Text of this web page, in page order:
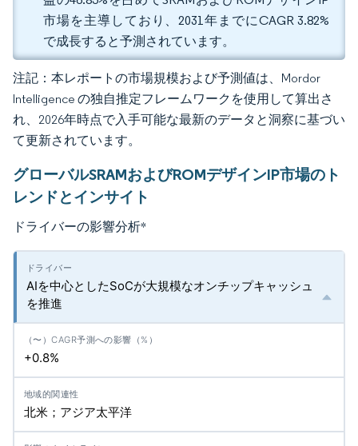
市場を主導しており、2031年までにCAGR 3.82%
で成長すると予測されています。
注記：本レポートの市場規模および予測値は、Mordor
Intelligence の独自推定フレームワークを使用して算出さ
れ、2026年時点で入手可能な最新のデータと洞察に基づい
て更新されています。
グローバルSRAMおよびROMデザインIP市場のト
レンドとインサイト
ドライバーの影響分析*
AIを中心としたSoCが大規模なオンチップキャッシュ
を推進
+0.8%
北米；アジア太平洋